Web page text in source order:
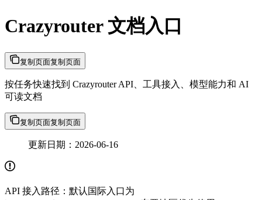
Crazyrouter 文档入口
复制页面复制页面
按任务快速找到 Crazyrouter API、工具接入、模型能力和 AI
可读文档
复制页面复制页面
更新日期：2026-06-16
API 接入路径：默认国际入口为